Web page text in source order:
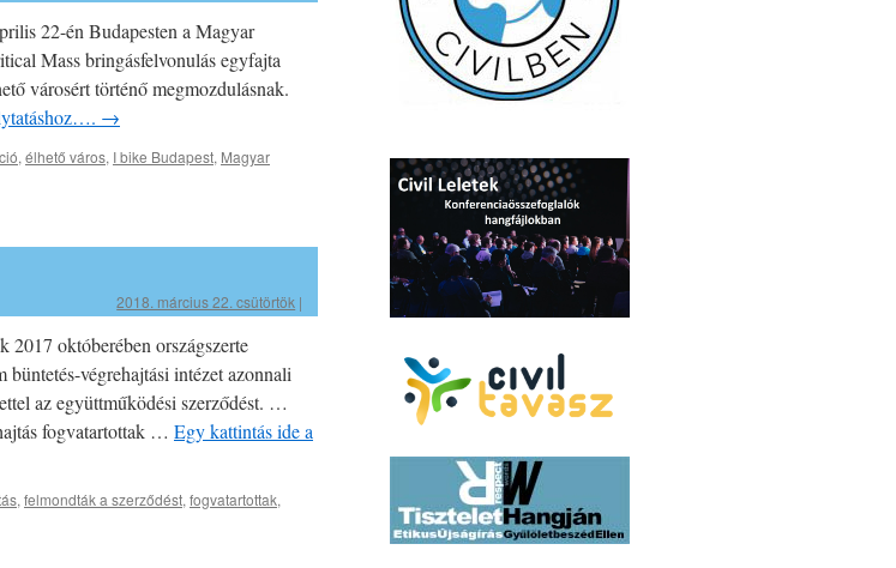
22-én Budapesten a Magyar
Mass bringásfelvonulás egyfajta
városért történő megmozdulásnak.
→
, élhető város, I bike Budapest, Magyar
2018. március 22. csütörtök |
októberében országszerte
végrehajtási intézet azonnali
az együttműködési szerződést. …
fogvatartottak … Egy kattintás ide a
, felmondták a szerződést, fogvatartottak,